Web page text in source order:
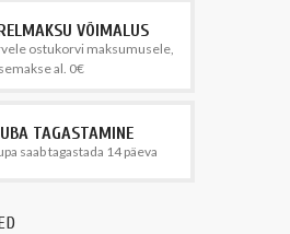
VÕIMALUS
ostukorvi maksumusele,
al. 0€
TAGASTAMINE
saab tagastada 14 päeva